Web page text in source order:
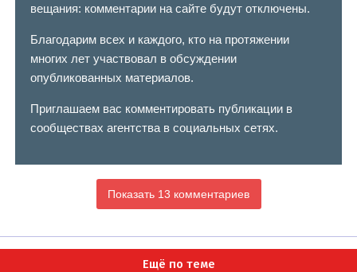
вещания: комментарии на сайте будут отключены.
Благодарим всех и каждого, кто на протяжении
многих лет участвовал в обсуждении
опубликованных материалов.
Приглашаем вас комментировать публикации в
сообществах агентства в социальных сетях.
Показать 13 комментариев
Ещё по теме